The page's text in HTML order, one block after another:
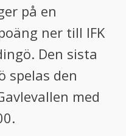
på en
ner till IFK
Den sista
spelas den
med